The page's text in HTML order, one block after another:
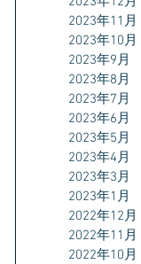
2023年11月
2023年10月
2023年9月
2023年8月
2023年7月
2023年6月
2023年5月
2023年4月
2023年3月
2023年1月
2022年12月
2022年11月
2022年10月